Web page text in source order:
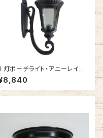
灯ポーチライト・アニーレイン
(ブラック・上向き) #IM-00
BK